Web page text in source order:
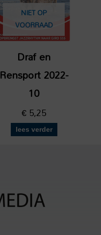
NIET OP
VOORRAAD
Draf en
Rensport 2022-
10
€5,25
lees verder